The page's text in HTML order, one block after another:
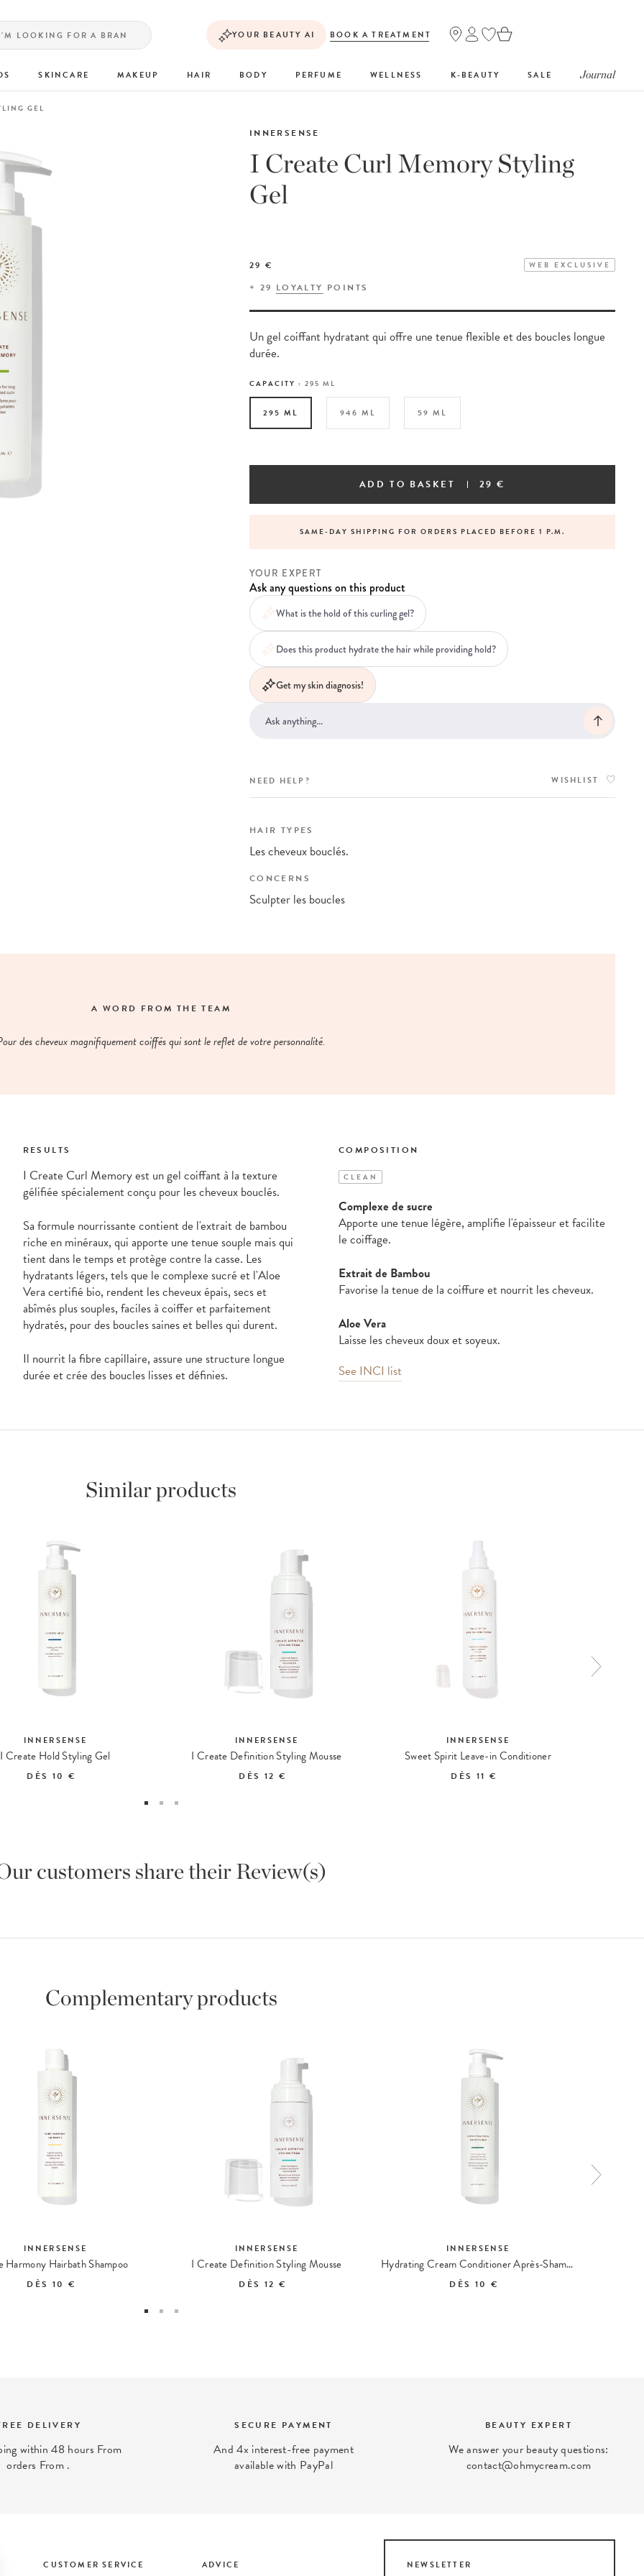
YOUR BEAUTY AI BOOK A TREATMENT
SKINCARE MAKEUP HAIR BODY PERFUME WELLNESS K-BEAUTY SALE Journal
GEL
I Create Curl Memory Styling
Gel
INNERSENSE
29 € WEB EXCLUSIVE
+ 29 LOYALTY POINTS
Un gel coiffant hydratant qui offre une tenue flexible et des boucles longue
durée.
CAPACITY : 295 ML
295 ML 946 ML 59 ML
ADD TO BASKET 29 €
SAME-DAY SHIPPING FOR ORDERS PLACED BEFORE 1 P.M.
YOUR EXPERT
Ask any questions on this product
What is the hold of this curling gel?
Does this product hydrate the hair while providing hold?
Get my skin diagnosis!
NEED HELP? WISHLIST
HAIR TYPES
Les cheveux bouclés.
CONCERNS
Sculpter les boucles
A WORD FROM THE TEAM
des cheveux magnifiquement coiffés qui sont le reflet de votre personnalité.
RESULTS COMPOSITION
I Create Curl Memory est un gel coiffant à la texture
gélifiée spécialement conçu pour les cheveux bouclés.
Sa formule nourrissante contient de l'extrait de bambou
riche en minéraux, qui apporte une tenue souple mais qui
tient dans le temps et protège contre la casse. Les
hydratants légers, tels que le complexe sucré et l'Aloe
Vera certifié bio, rendent les cheveux épais, secs et
abîmés plus souples, faciles à coiffer et parfaitement
hydratés, pour des boucles saines et belles qui durent.
Il nourrit la fibre capillaire, assure une structure longue
durée et crée des boucles lisses et définies.
CLEAN
Complexe de sucre
Apporte une tenue légère, amplifie l'épaisseur et facilite
le coiffage.
Extrait de Bambou
Favorise la tenue de la coiffure et nourrit les cheveux.
Aloe Vera
Laisse les cheveux doux et soyeux.
See INCI list
Similar products
INNERSENSE
I Create Hold Styling Gel
DÈS 10 €
INNERSENSE
I Create Definition Styling Mousse
DÈS 12 €
INNERSENSE
Sweet Spirit Leave-in Conditioner
DÈS 11 €
customers share their Review(s)
Complementary products
INNERSENSE
Harmony Hairbath Shampoo
DÈS 10 €
INNERSENSE
I Create Definition Styling Mousse
DÈS 12 €
INNERSENSE
Hydrating Cream Conditioner Après-Shampoing Hydratant
DÈS 10 €
DELIVERY
within 48 hours From
orders From .
SECURE PAYMENT
And 4x interest-free payment
available with PayPal
BEAUTY EXPERT
We answer your beauty questions:
contact@ohmycream.com
CUSTOMER SERVICE ADVICE NEWSLETTER